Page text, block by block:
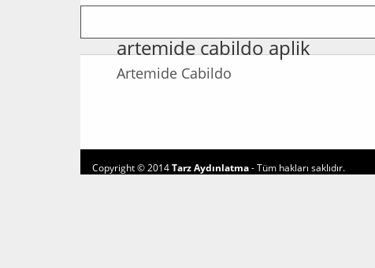
artemide cabildo aplik
Artemide Cabildo
Copyright © 2014Tarz Aydınlatma- Tüm hakları saklıdır.